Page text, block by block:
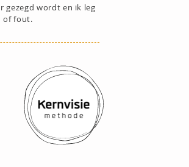
gezegd wordt en ik leg
of fout.